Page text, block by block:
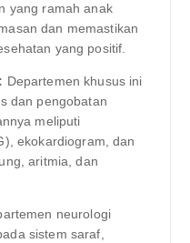
yang ramah anak
dan memastikan
yang positif.
Departemen khusus ini
dan pengobatan
meliputi
ekokardiogram, dan
aritmia, dan
neurologi
sistem saraf,